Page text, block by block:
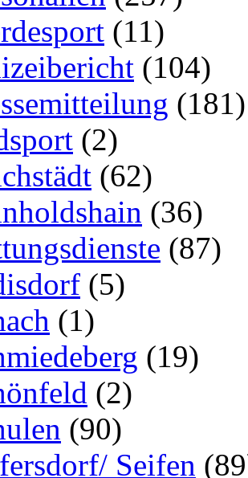
(11)
(104)
(181)
(2)
(62)
(36)
(87)
(5)
(1)
(19)
(2)
(90)
Seifen